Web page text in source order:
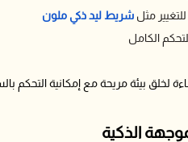
شريط ليد ذكي ملون
الكامل
لخلق بيئة مريحة مع إمكانية التحكم